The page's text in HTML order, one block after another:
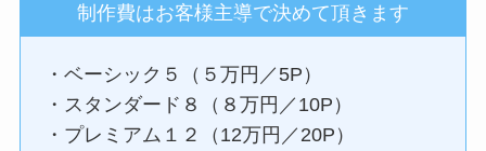
制作費はお客様主導で決めて頂きます
・ベーシック５（５万円／5P）
・スタンダード８（８万円／10P）
・プレミアム１２（12万円／20P）